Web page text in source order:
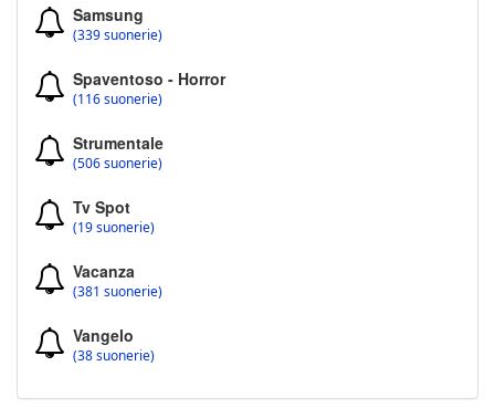
Samsung
(339 suonerie)
Spaventoso - Horror
(116 suonerie)
Strumentale
(506 suonerie)
Tv Spot
(19 suonerie)
Vacanza
(381 suonerie)
Vangelo
(38 suonerie)